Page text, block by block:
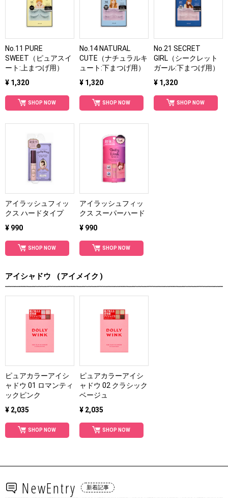
No.11 PURE
SWEET（ピュアスイ
ート:上まつげ用）
¥ 1,320
SHOP NOW
No.14 NATURAL
CUTE（ナチュラルキ
ュート:下まつげ用）
¥ 1,320
SHOP NOW
No.21 SECRET
GIRL（シークレット
ガール:下まつげ用）
¥ 1,320
SHOP NOW
アイラッシュフィッ
クス ハードタイプ
¥ 990
SHOP NOW
アイラッシュフィッ
クス スーパーハード
¥ 990
SHOP NOW
アイシャドウ アイメイク
ピュアカラーアイシ
ャドウ 01 ロマンティ
ックピンク
¥ 2,035
SHOP NOW
ピュアカラーアイシ
ャドウ 02 クラシック
ベージュ
¥ 2,035
SHOP NOW
NewEntry 新着記事